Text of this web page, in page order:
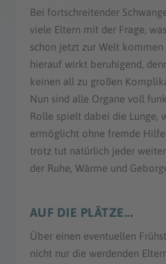
Bei fortschreitender
viele Eltern mit der Frage,
schon jetzt zur Welt
hierauf wirkt beruhigend,
keinen all zu großen
Nun sind alle Organe voll
Rolle spielt dabei die Lunge,
ermöglicht ohne fremde
trotz tut natürlich jeder
der Ruhe, Wärme und
AUF DIE PLÄTZE...
Über einen eventuellen
nicht nur die werdenden